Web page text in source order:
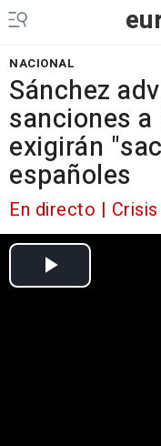
NACIONAL
Sánchez
sanciones a
exigirán
españoles
En directo |